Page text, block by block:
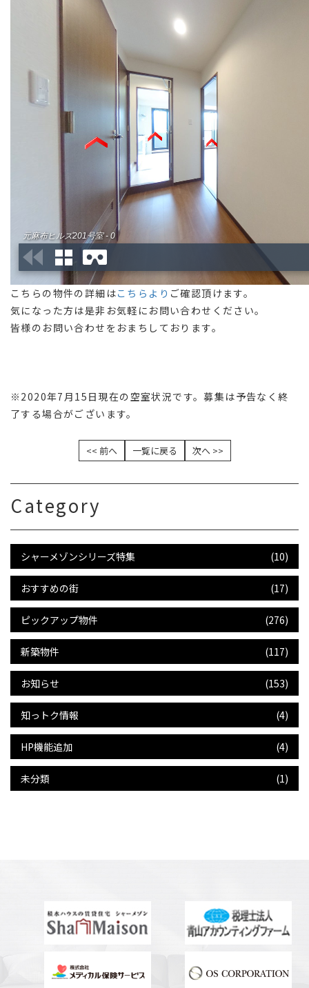
こちらの物件の詳細はこちらより ご確認頂けます。
気になった方は是非お気軽にお問い合わせください。
皆様のお問い合わせをおまちしております。
※2020年7月15日現在の空室状況です。募集は予告なく終
了する場合がございます。
<< 前へ 一覧に戻る 次へ >>
Category
シャーメゾンシリーズ特集 (10)
おすすめの街 (17)
ピックアップ物件 (276)
新築物件 (117)
お知らせ (153)
知っトク情報 (4)
HP機能追加 (4)
未分類 (1)